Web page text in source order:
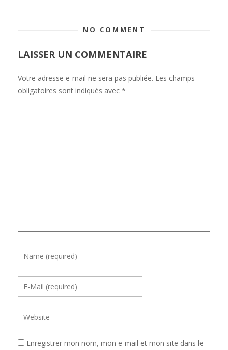
NO COMMENT
LAISSER UN COMMENTAIRE
Votre adresse e-mail ne sera pas publiée. Les champs
obligatoires sont indiqués avec *
Enregistrer mon nom, mon e-mail et mon site dans le